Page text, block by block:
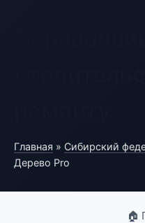
Главная » Сибирский
Дерево Pro
🏠